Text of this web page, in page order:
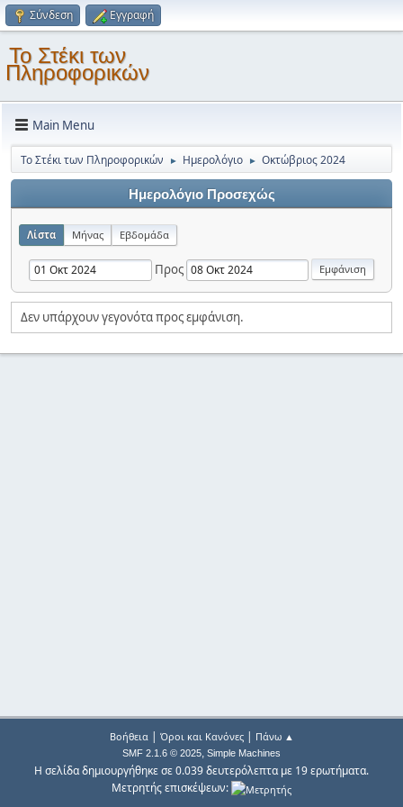
Σύνδεση Εγγραφή
Το Στέκι των
Πληροφορικών
Main Menu
Το Στέκι των Πληροφορικών ► Ημερολόγιο ► Οκτώβριος 2024
Ημερολόγιο Προσεχώς
Λίστα Μήνας Εβδομάδα
Προς
Δεν υπάρχουν γεγονότα προς εμφάνιση.
Βοήθεια| Όροι και Κανόνες| Πάνω ▲
SMF 2.1.6 © 2025, Simple Machines
Η σελίδα δημιουργήθηκε σε 0.039 δευτερόλεπτα με 19 ερωτήματα.
Μετρητής επισκέψεων: